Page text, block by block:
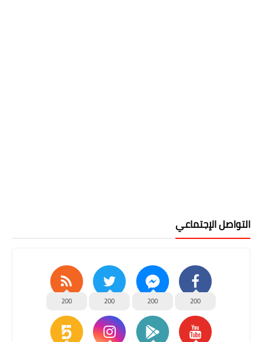
التواصل الإجتماعي
200
200
200
200